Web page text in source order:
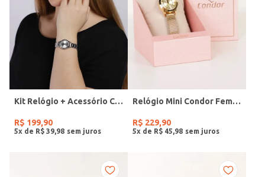
Kit Relógio + Acessório Condor Feminino PRATA
R$ 199,90
5x de R$ 39 98
Relógio Mini Condor Feminino DOURADO
R$ 229,90
5x de R$ 45 98